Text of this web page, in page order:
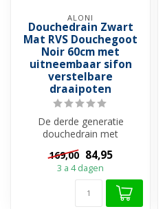
ALONI
Douchedrain Zwart
Mat RVS Douchegoot
Noir 60cm met
uitneembaar sifon
verstelbare
draaipoten
De derde generatie
douchedrain met
uitneembare sifon staat
garant voor kwaliteit...
169,00 84,95
3 a 4 dagen